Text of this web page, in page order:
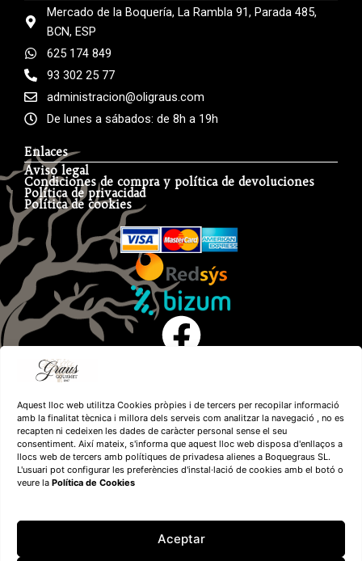
Aquest lloc web utilitza Cookies pròpies i de tercers per recopilar informació
amb la finalitat tècnica i millora dels serveis com analitzar la navegació , no es
recapten ni cedeixen les dades de caràcter personal sense el seu
consentiment. Així mateix, s'informa que aquest lloc web disposa d'enllaços a
llocs web de tercers amb polítiques de privadesa alienes a Boquegraus SL.
L'usuari pot configurar les preferències d'instal·lació de cookies amb el botó o
veure la Política de Cookies
Aceptar
Mercado de la Boquería, La Rambla 91, Parada 485,
BCN, ESP
625 174 849
93 302 25 77
administracion@oligraus.com
De lunes a sábados: de 8h a 19h
Enlaces
Aviso legal
Condiciones de compra y política de devoluciones
Política de privacidad
Política de cookies